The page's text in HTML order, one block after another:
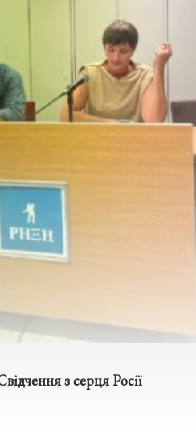
з серця Росії